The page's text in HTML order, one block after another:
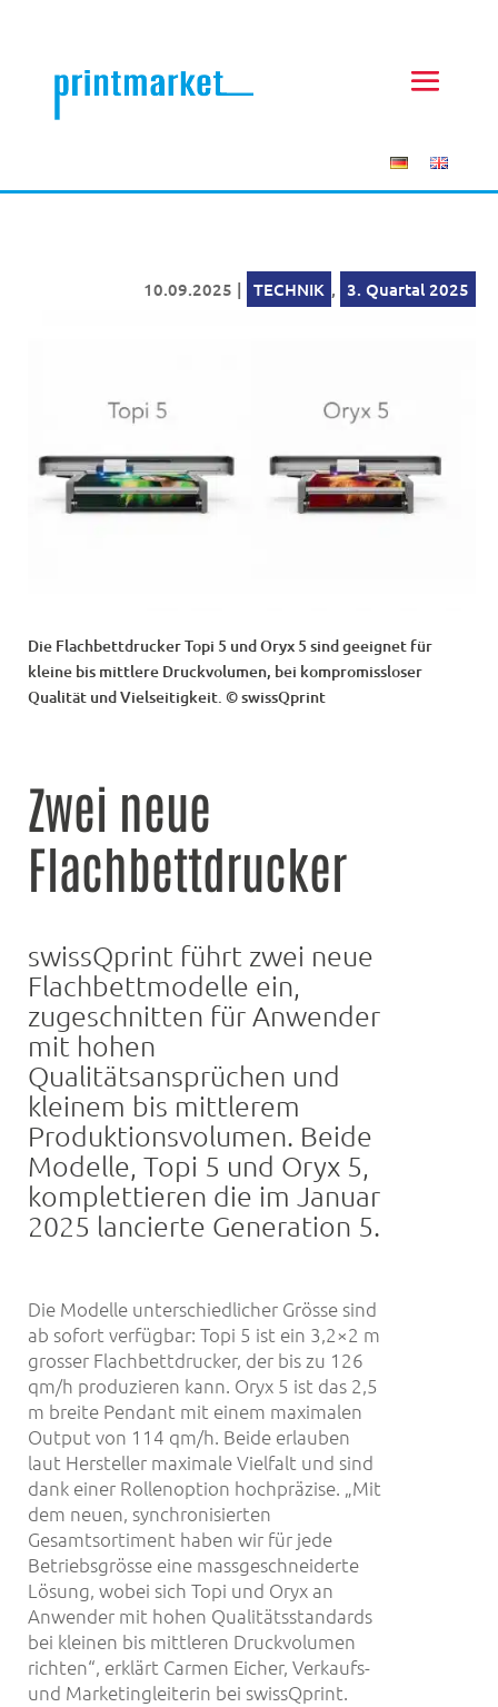
10.09.2025 | TECHNIK , 3. Quartal 2025
Die Flachbettdrucker Topi 5 und Oryx 5 sind geeignet für
kleine bis mittlere Druckvolumen, bei kompromissloser
Qualität und Vielseitigkeit. © swissQprint
Zwei neue
Flachbettdrucker
swissQprint führt zwei neue
Flachbettmodelle ein,
zugeschnitten für Anwender
mit hohen
Qualitätsansprüchen und
kleinem bis mittlerem
Produktionsvolumen. Beide
Modelle, Topi 5 und Oryx 5,
komplettieren die im Januar
2025 lancierte Generation 5.
Die Modelle unterschiedlicher Grösse sind
ab sofort verfügbar: Topi 5 ist ein 3,2×2 m
grosser Flachbettdrucker, der bis zu 126
qm/h produzieren kann. Oryx 5 ist das 2,5
m breite Pendant mit einem maximalen
Output von 114 qm/h. Beide erlauben
laut Hersteller maximale Vielfalt und sind
dank einer Rollenoption hochpräzise. „Mit
dem neuen, synchronisierten
Gesamtsortiment haben wir für jede
Betriebsgrösse eine massgeschneiderte
Lösung, wobei sich Topi und Oryx an
Anwender mit hohen Qualitätsstandards
bei kleinen bis mittleren Druckvolumen
richten“, erklärt Carmen Eicher, Verkaufs-
und Marketingleiterin bei swissQprint.